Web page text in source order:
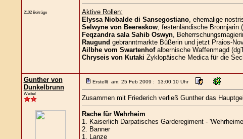
2102 Beiträge
Aktive Rollen:
Elyssa Niobalde di Sansegostiano, ehemalige
Selwyne von Beereskow, festenländische Bronnjarin
Feqzandra sala Sahib Oswyn,
Raugund gebranntmarkte Büßerin und jetzt Praios-
Ailbhe vom Swartenhofalbernische Waffenmagd
Chryseis von Kutaki Zyklopäische Medica für die
Gunther von
Dunkelbrunn
Weibel
Erstellt am: 25 Feb 2009 : 13:00:10 Uhr
Zusammen mit Friederich verließ Gunther das
Rache für Wehrheim
1. Kaiserlich Darpatisches Garderegiment -
2. Banner
1. Lanze